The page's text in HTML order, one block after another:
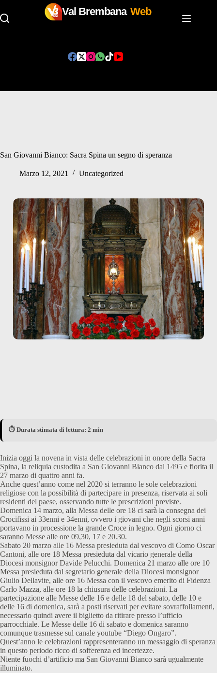
Val Brembana Web
San Giovanni Bianco: Sacra Spina un segno di speranza
Marzo 12, 2021 Uncategorized
⏱️ Durata stimata di lettura: 2 min
Inizia oggi la novena in vista delle celebrazioni in onore della Sacra
Spina, la reliquia custodita a San Giovanni Bianco dal 1495 e fiorita il
27 marzo di quattro anni fa.
Anche quest’anno come nel 2020 si terranno le sole celebrazioni
religiose con la possibilità di partecipare in presenza, riservata ai soli
residenti del paese, osservando tutte le prescrizioni previste.
Domenica 14 marzo, alla Messa delle ore 18 ci sarà la consegna dei
Crocifissi ai 33enni e 34enni, ovvero i giovani che negli scorsi anni
portavano in processione la grande Croce in legno. Ogni giorno ci
saranno Messe alle ore 09,30, 17 e 20.30.
Sabato 20 marzo alle 16 Messa presieduta dal vescovo di Como Oscar
Cantoni, alle ore 18 Messa presieduta dal vicario generale della
Diocesi monsignor Davide Pelucchi. Domenica 21 marzo alle ore 10
Messa presieduta dal segretario generale della Diocesi monsignor
Giulio Dellavite, alle ore 16 Messa con il vescovo emerito di Fidenza
Carlo Mazza, alle ore 18 la chiusura delle celebrazioni. La
partecipazione alle Messe delle 16 e delle 18 del sabato, delle 10 e
delle 16 di domenica, sarà a posti riservati per evitare sovraffollamenti,
necessario quindi avere il biglietto da ritirare presso l’ufficio
parrocchiale. Le Messe delle 16 di sabato e domenica saranno
comunque trasmesse sul canale youtube “Diego Ongaro”.
Quest’anno le celebrazioni rappresenteranno un messaggio di speranza
in questo periodo ricco di sofferenza ed incertezze.
Niente fuochi d’artificio ma San Giovanni Bianco sarà ugualmente
illuminato.